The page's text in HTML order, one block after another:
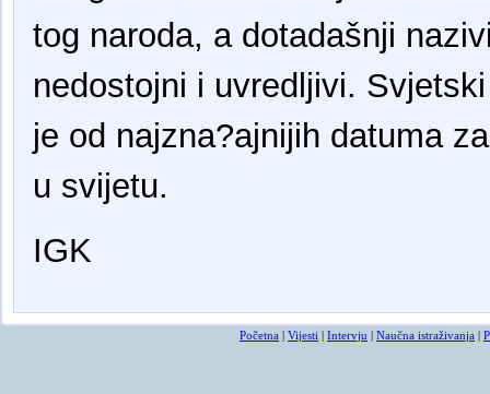
tog naroda, a dotadašnji
nedostojni i uvredljivi.
je od najzna?ajnijih datuma
u svijetu.
IGK
Početna | Vijesti | Intervju | Naučna istraživanja |